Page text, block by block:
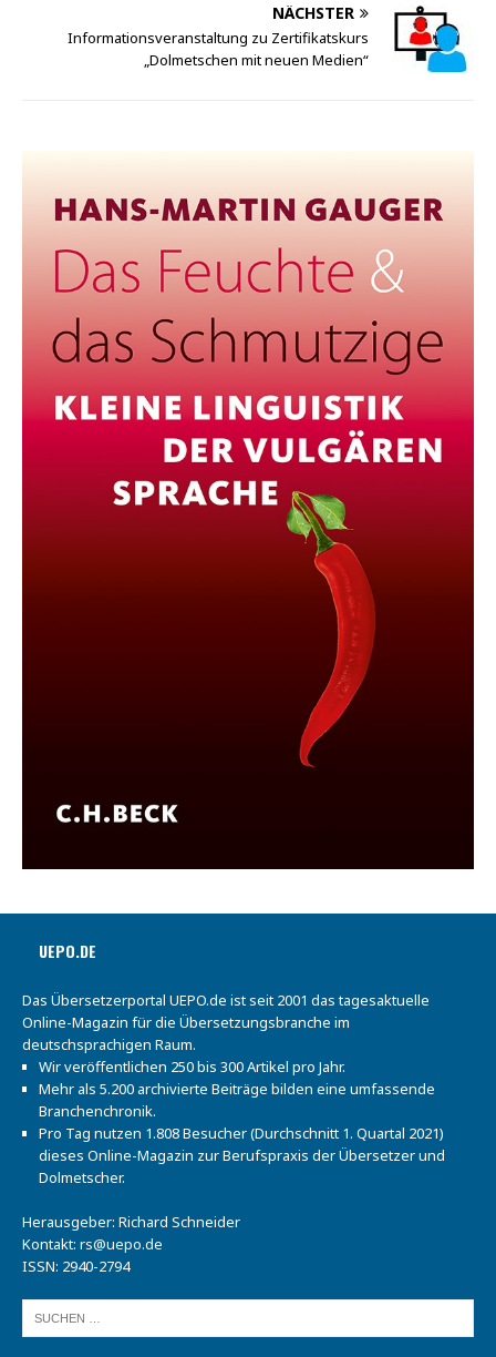
NÄCHSTER
Informationsveranstaltung zu Zertifikatskurs
„Dolmetschen mit neuen Medien“
UEPO.DE
Das Übersetzerportal UEPO.de ist seit 2001 das tagesaktuelle
Online-Magazin für die Übersetzungsbranche im
deutschsprachigen Raum.
Wir veröffentlichen 250 bis 300 Artikel pro Jahr.
Mehr als 5.200 archivierte Beiträge bilden eine umfassende
Branchenchronik.
Pro Tag nutzen 1.808 Besucher (Durchschnitt 1. Quartal 2021)
dieses Online-Magazin zur Berufspraxis der Übersetzer und
Dolmetscher.
Herausgeber: Richard Schneider
Kontakt: rs@uepo.de
ISSN: 2940-2794